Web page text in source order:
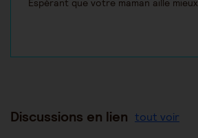
Espérant que votre maman aille mieux
Discussions en lien tout voir